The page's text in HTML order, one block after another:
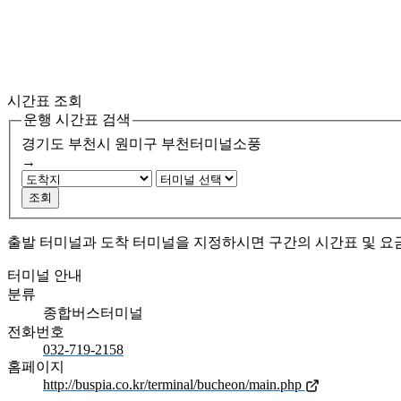
시간표 조회
운행 시간표 검색
경기도 부천시 원미구 부천터미널소풍
→
조회
출발 터미널과 도착 터미널을 지정하시면 구간의 시간표 및 요
터미널 안내
분류
종합버스터미널
전화번호
032-719-2158
홈페이지
http://buspia.co.kr/terminal/bucheon/main.php